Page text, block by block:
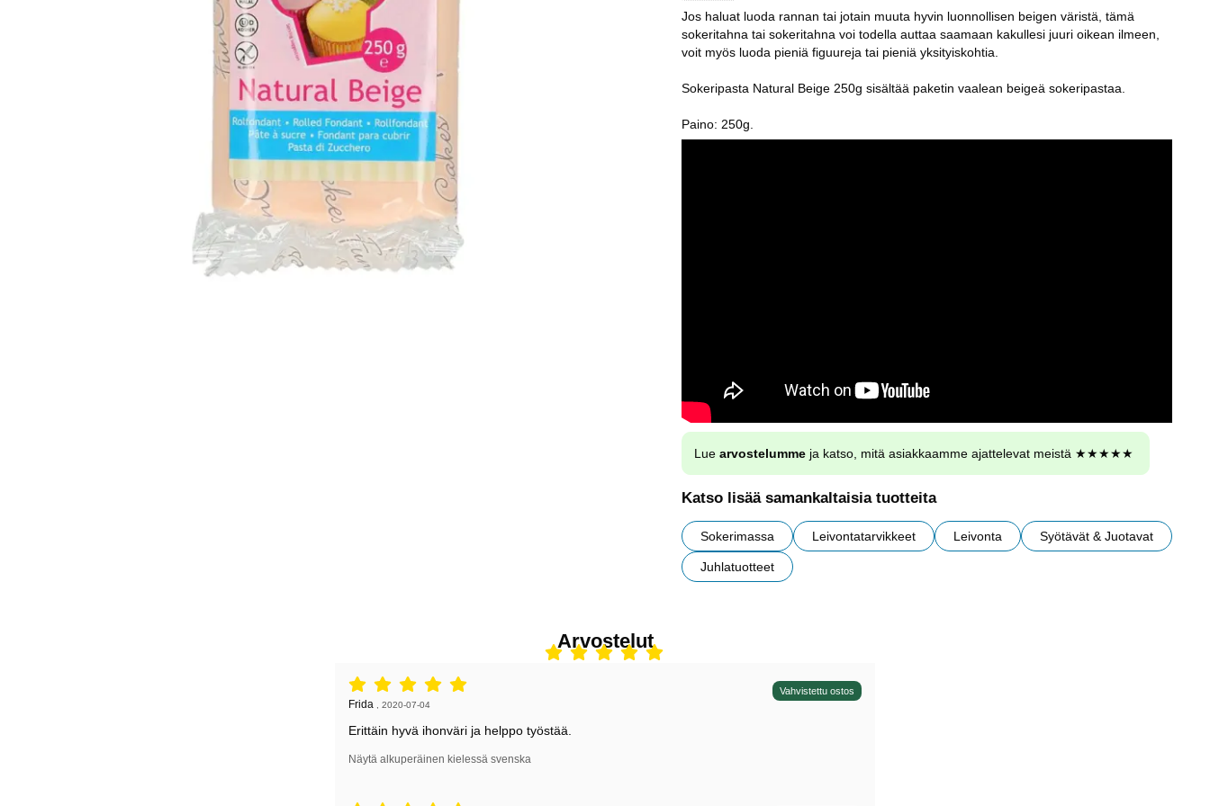
Jos haluat luoda rannan tai jotain muuta hyvin luonnollisen beigen väristä, tämä
sokeritahna tai sokeritahna voi todella auttaa saamaan kakullesi juuri oikean ilmeen,
voit myös luoda pieniä figuureja tai pieniä yksityiskohtia.
Sokeripasta Natural Beige 250g sisältää paketin vaalean beigeä sokeripastaa.
Paino: 250g.
Lue arvostelumme ja katso, mitä asiakkaamme ajattelevat meistä ★★★★★
Katso lisää samankaltaisia tuotteita
Sokerimassa Leivontatarvikkeet Leivonta Syötävät & Juotavat
Juhlatuotteet
Arvostelut
Arvostelu: 5 tähdet / 5,
Vahvistettu ostos
Arvostelun kirjoittaja:
Frida , 2020-07-04
Erittäin hyvä ihonväri ja helppo työstää.
Näytä alkuperäinen kielessä svenska